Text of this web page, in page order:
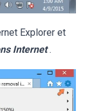
Explorer et
Internet .